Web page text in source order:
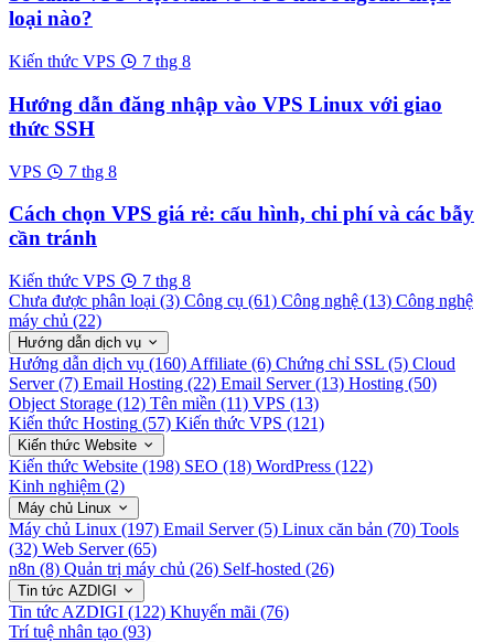
loại nào?
Kiến thức VPS 7 thg 8
Hướng dẫn đăng nhập vào VPS Linux với giao
thức SSH
VPS 7 thg 8
Cách chọn VPS giá rẻ: cấu hình, chi phí và các bẫy
cần tránh
Kiến thức VPS
7 thg 8
Chưa được phân loại (3) Công cụ (61) Công nghệ (13) Công nghệ
máy chủ (22)
Hướng dẫn dịch vụ
Hướng dẫn dịch vụ (160) Affiliate (6) Chứng chỉ SSL (5) Cloud
Server(7) Email Hosting (22) Email Server(13) Hosting (50)
Object Storage (12) Tên miền (11) VPS (13)
Kiến thức Hosting (57) Kiến thức VPS (121)
Kiến thức Website
Kiến thức Website (198) SEO (18) WordPress (122)
Kinh nghiệm (2)
Máy chủ Linux
Máy chủ Linux (197) Email Server(5) Linux căn bản (70) Tools
(32) Web Server(65)
n8n (8) Quản trị máy chủ (26) Self-hosted (26)
Tin tức AZDIGI
Tin tức AZDIGI (122) Khuyến mãi (76)
Trí tuệ nhân tạo (93)